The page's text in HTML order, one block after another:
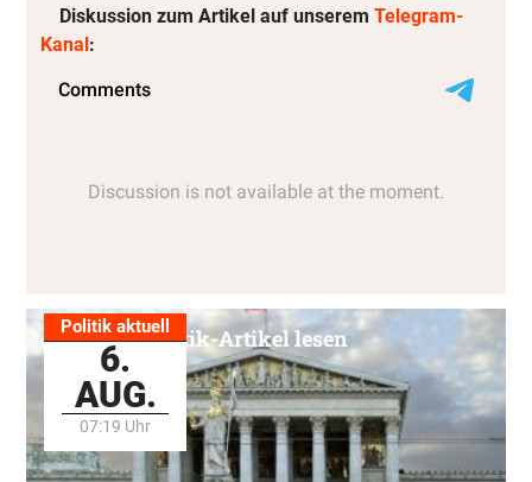
Diskussion zum Artikel auf unserem Telegram-
Kanal :
Politik aktuell
6.
AUG.
07:19 Uhr
Alle Politik-Artikel lesen